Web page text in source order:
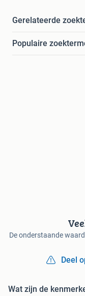
Gerelateerde
Populaire
De onderstaande
Deel
Wat zijn de